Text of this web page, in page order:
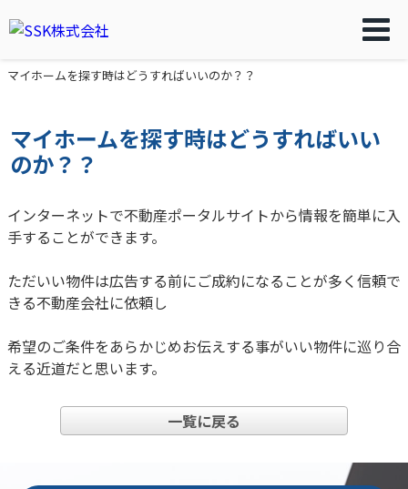
マイホームを探す時はどうすればいいのか？？
マイホームを探す時はどうすればいい
のか？？
インターネットで不動産ポータルサイトから情報を簡単に入
手することができます。
ただいい物件は広告する前にご成約になることが多く信頼で
きる不動産会社に依頼し
希望のご条件をあらかじめお伝えする事がいい物件に巡り合
える近道だと思います。
一覧に戻る